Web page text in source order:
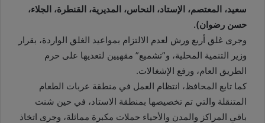
سعيد، المعتصم، الإستاد، النحاس، المديرية، القنطرة، الجلاء،
حسن رضوان).
وجرى غلق أربع ورش لعدم الالتزام بمواعيد الغلق الواردة، بقرار
وزير التنمية المحلية، و”تشميع” مقهيين لتعديها على حرم
الطريق العام، ورفع الإشغالات.
كما تابع المحافظ، انتظام العمل في منطقة عربات الطعام
المتنقلة والتي تم تخصيصها بمنطقة الاستاد، في حين شنت
باقي المراكز والمدن والأحياء حملات مكبرة مماثلة، وجرى اتخاذ